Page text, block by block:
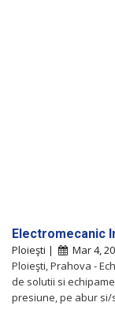
Electromecanic
Ploieşti |
Mar 4,
Ploieşti, Prahova -
de solutii si
presiune, pe abur si/